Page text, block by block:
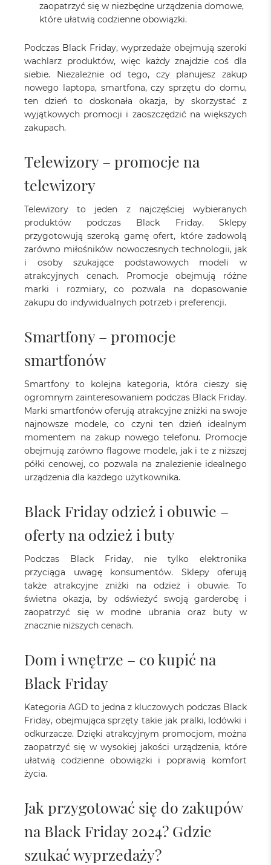
zaopatrzyć się w niezbędne urządzenia domowe,
które ułatwią codzienne obowiązki.
Podczas Black Friday, wyprzedaże obejmują szeroki
wachlarz produktów, więc każdy znajdzie coś dla
siebie. Niezależnie od tego, czy planujesz zakup
nowego laptopa, smartfona, czy sprzętu do domu,
ten dzień to doskonała okazja, by skorzystać z
wyjątkowych promocji i zaoszczędzić na większych
zakupach.
Telewizory – promocje na
telewizory
Telewizory to jeden z najczęściej wybieranych
produktów podczas Black Friday. Sklepy
przygotowują szeroką gamę ofert, które zadowolą
zarówno miłośników nowoczesnych technologii, jak
i osoby szukające podstawowych modeli w
atrakcyjnych cenach. Promocje obejmują różne
marki i rozmiary, co pozwala na dopasowanie
zakupu do indywidualnych potrzeb i preferencji.
Smartfony – promocje
smartfonów
Smartfony to kolejna kategoria, która cieszy się
ogromnym zainteresowaniem podczas Black Friday.
Marki smartfonów oferują atrakcyjne zniżki na swoje
najnowsze modele, co czyni ten dzień idealnym
momentem na zakup nowego telefonu. Promocje
obejmują zarówno flagowe modele, jak i te z niższej
półki cenowej, co pozwala na znalezienie idealnego
urządzenia dla każdego użytkownika.
Black Friday odzież i obuwie –
oferty na odzież i buty
Podczas Black Friday, nie tylko elektronika
przyciąga uwagę konsumentów. Sklepy oferują
także atrakcyjne zniżki na odzież i obuwie. To
świetna okazja, by odświeżyć swoją garderobę i
zaopatrzyć się w modne ubrania oraz buty w
znacznie niższych cenach.
Dom i wnętrze – co kupić na
Black Friday
Kategoria AGD to jedna z kluczowych podczas Black
Friday, obejmująca sprzęty takie jak pralki, lodówki i
odkurzacze. Dzięki atrakcyjnym promocjom, można
zaopatrzyć się w wysokiej jakości urządzenia, które
ułatwią codzienne obowiązki i poprawią komfort
życia.
Jak przygotować się do zakupów
na Black Friday 2024? Gdzie
szukać wyprzedaży?